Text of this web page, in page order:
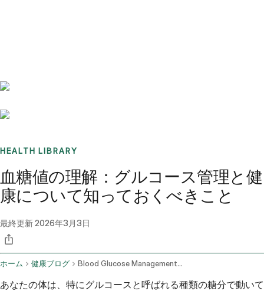
HEALTH LIBRARY
血糖値の理解：グルコース管理と健
康について知っておくべきこと
最終更新2026年3月3日
ホーム 健康ブログ Blood Glucose Management And Related Health Conditions
あなたの体は、特にグルコースと呼ばれる種類の糖分で動いて